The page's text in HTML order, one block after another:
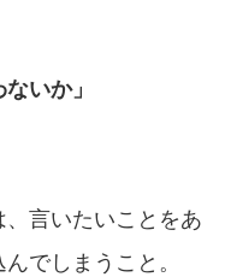
いか」
言いたいことをあ
でしまうこと。